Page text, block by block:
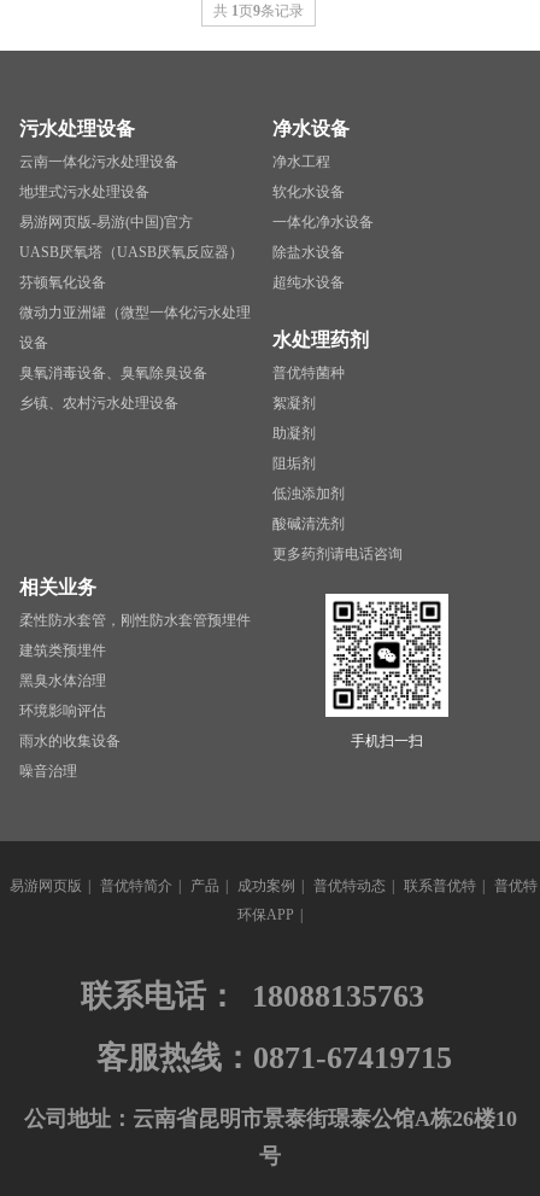
共 1页9条记录
污水处理设备
云南一体化污水处理设备
地埋式污水处理设备
易游网页版-易游(中国)官方
UASB厌氧塔（UASB厌氧反应器）
芬顿氧化设备
微动力亚洲罐（微型一体化污水处理
设备
臭氧消毒设备、臭氧除臭设备
乡镇、农村污水处理设备
净水设备
净水工程
软化水设备
一体化净水设备
除盐水设备
超纯水设备
水处理药剂
普优特菌种
絮凝剂
助凝剂
阻垢剂
低浊添加剂
酸碱清洗剂
更多药剂请电话咨询
相关业务
柔性防水套管，刚性防水套管预埋件
建筑类预埋件
黑臭水体治理
环境影响评估
雨水的收集设备
噪音治理
手机扫一扫
易游网页版 普优特简介 产品 成功案例 普优特动态 联系普优特
普优特
环保APP
联系电话：
18088135763
客服热线：0871-67419715
公司地址：云南省昆明市景泰街璟泰公馆A栋26楼10
号